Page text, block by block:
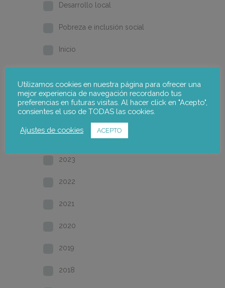
Desarrollo local
Pobreza e inclusión social
Inicio
2026
2025
2023
2022
2021
2020
2019
2018
Utilizamos cookies en nuestra página para ofrecer una
mejor experiencia de navegación recordando tus
preferencias en futuras visitas. Al hacer click en "Acepto",
consientes el uso de TODAS las cookies.
Ajustes de cookies ACEPTO